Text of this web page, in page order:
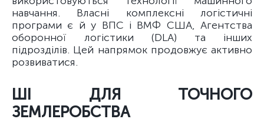
навчання. Власні комплексні логістичні
програми є й у ВПС і ВМФ США, Агентства
оборонної логістики (DLA) та інших
підрозділів. Цей напрямок продовжує активно
розвиватися.
ШІ ДЛЯ ТОЧНОГО
ЗЕМЛЕРОБСТВА